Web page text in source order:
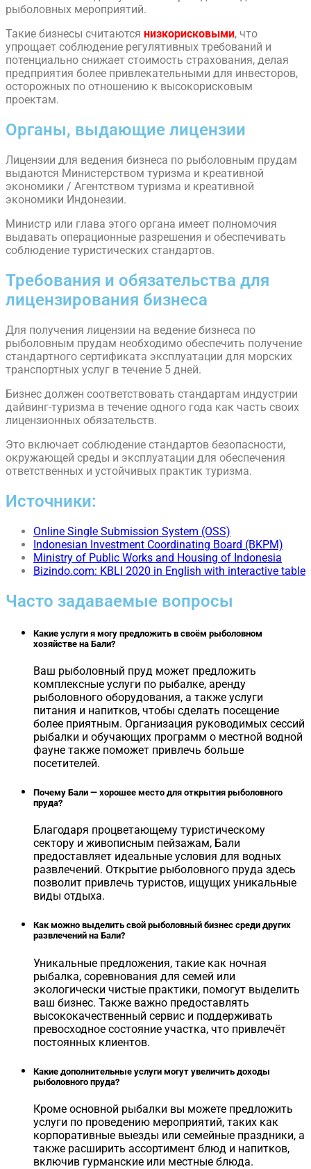
рыболовных мероприятий.
Такие бизнесы считаются низкорисковыми, что
упрощает соблюдение регулятивных требований и
потенциально снижает стоимость страхования, делая
предприятия более привлекательными для инвесторов,
осторожных по отношению к высокорисковым
проектам.
Органы, выдающие лицензии
Лицензии для ведения бизнеса по рыболовным прудам
выдаются Министерством туризма и креативной
экономики / Агентством туризма и креативной
экономики Индонезии.
Министр или глава этого органа имеет полномочия
выдавать операционные разрешения и обеспечивать
соблюдение туристических стандартов.
Требования и обязательства для
лицензирования бизнеса
Для получения лицензии на ведение бизнеса по
рыболовным прудам необходимо обеспечить получение
стандартного сертификата эксплуатации для морских
транспортных услуг в течение 5 дней.
Бизнес должен соответствовать стандартам индустрии
дайвинг-туризма в течение одного года как часть своих
лицензионных обязательств.
Это включает соблюдение стандартов безопасности,
окружающей среды и эксплуатации для обеспечения
ответственных и устойчивых практик туризма.
Источники:
Online Single Submission System (OSS)
Indonesian Investment Coordinating Board (BKPM)
Ministry of Public Works and Housing of Indonesia
Bizindo.com: KBLI 2020 in English with interactive table
Часто задаваемые вопросы
Какие услуги я могу предложить в своём рыболовном
хозяйстве на Бали?
Ваш рыболовный пруд может предложить
комплексные услуги по рыбалке, аренду
рыболовного оборудования, а также услуги
питания и напитков, чтобы сделать посещение
более приятным. Организация руководимых сессий
рыбалки и обучающих программ о местной водной
фауне также поможет привлечь больше
посетителей.
Почему Бали — хорошее место для открытия рыболовного
пруда?
Благодаря процветающему туристическому
сектору и живописным пейзажам, Бали
предоставляет идеальные условия для водных
развлечений. Открытие рыболовного пруда здесь
позволит привлечь туристов, ищущих уникальные
виды отдыха.
Как можно выделить свой рыболовный бизнес среди других
развлечений на Бали?
Уникальные предложения, такие как ночная
рыбалка, соревнования для семей или
экологически чистые практики, помогут выделить
ваш бизнес. Также важно предоставлять
высококачественный сервис и поддерживать
превосходное состояние участка, что привлечёт
постоянных клиентов.
Какие дополнительные услуги могут увеличить доходы
рыболовного пруда?
Кроме основной рыбалки вы можете предложить
услуги по проведению мероприятий, таких как
корпоративные выезды или семейные праздники, а
также расширить ассортимент блюд и напитков,
включив гурманские или местные блюда.